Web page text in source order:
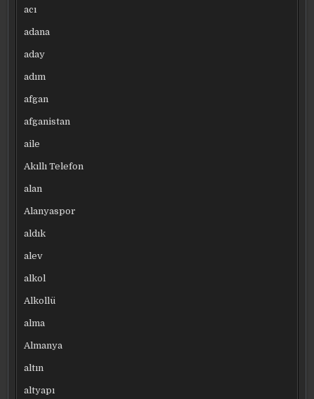
acı
adana
aday
adım
afgan
afganistan
aile
Akıllı Telefon
alan
Alanyaspor
aldık
alev
alkol
Alkollü
alma
Almanya
altın
altyapı